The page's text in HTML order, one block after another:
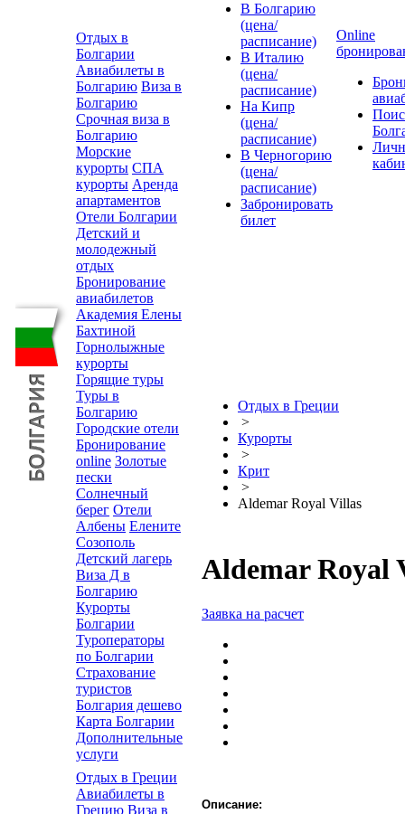
Отдых в
Болгарии
Авиабилеты в
Болгарию Виза в
Болгарию
Срочная виза в
Болгарию
Морские
курорты СПА
курорты Аренда
апартаментов
Отели Болгарии
Детский и
молодежный
отдых
Бронирование
авиабилетов
Академия Елены
Бахтиной
Горнолыжные
курорты
Горящие туры
Туры в
Болгарию
Городские отели
Бронирование
online Золотые
пески
Солнечный
берег Отели
Албены Елените
Созополь
Детский лагерь
Виза Д в
Болгарию
Курорты
Болгарии
Туроператоры
по Болгарии
Страхование
туристов
Болгария дешево
Карта Болгарии
Дополнительные
услуги
Отдых в Греции
Авиабилеты в
Грецию Виза в
В Болгарию
(цена/
расписание)
В Италию
(цена/
расписание)
На Кипр
(цена/
расписание)
В Черногорию
(цена/
расписание)
Забронировать
билет
Online
Отдых в Греции
>
Курорты
>
Крит
>
Aldemar Royal Villas
Aldemar Royal
Заявка на расчет
Описание: